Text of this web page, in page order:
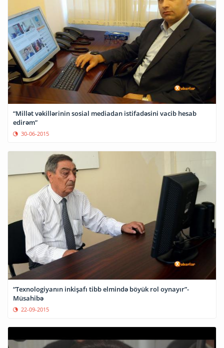
“Millət vəkillərinin sosial mediadan istifadəsini vacib hesab
edirəm”
30-06-2015
“Texnologiyanın inkişafı tibb elmində böyük rol oynayır”-
Müsahibə
22-09-2015